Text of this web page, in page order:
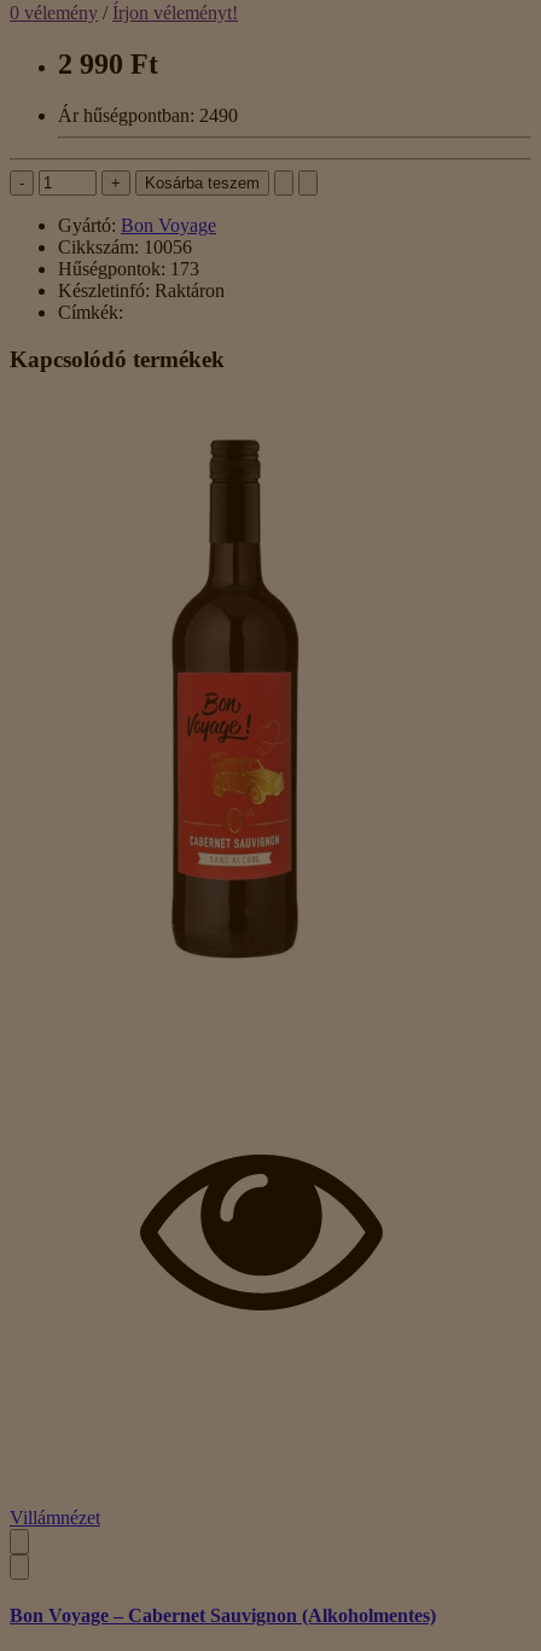
0 vélemény / Írjon véleményt!
2 990 Ft
Ár hűségpontban: 2490
- + Kosárba teszem
Gyártó: Bon Voyage
Cikkszám: 10056
Hűségpontok: 173
Készletinfó: Raktáron
Címkék:
Kapcsolódó termékek
Villámnézet
Bon Voyage – Cabernet Sauvignon (Alkoholmentes)